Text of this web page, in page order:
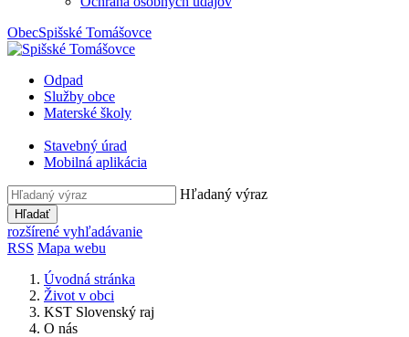
ObecSpišské Tomášovce
Odpad
Služby obce
Materské školy
Stavebný úrad
Mobilná aplikácia
Hľadaný výraz
Hľadať
rozšírené vyhľadávanie
RSS Mapa webu
Úvodná stránka
Život v obci
KST Slovenský raj
O nás